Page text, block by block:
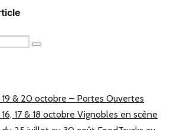
& 20 octobre – Portes Ouvertes
17 & 18 octobre Vignobles en scène